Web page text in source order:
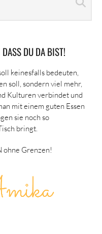
DU DA BIST!
keinesfalls bedeuten,
soll, sondern viel mehr,
Kulturen verbindet und
mit einem guten Essen
sie noch so
bringt.
ohne Grenzen!